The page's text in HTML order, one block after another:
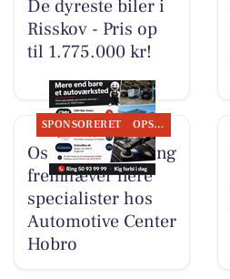
De dyreste biler i
Risskov - Pris op
til 1.775.000 kr!
SPONSORERET OPSLAGSTAVLEN
Oscar Biludlejning
fremhæver flere
specialister hos
Automotive Center
Hobro